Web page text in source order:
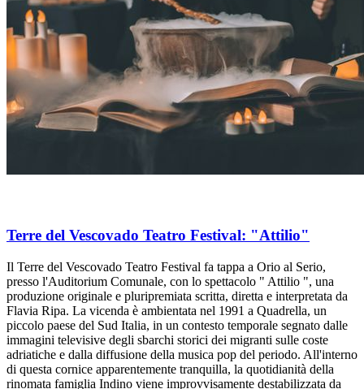
Terre del Vescovado Teatro Festival: "Attilio"
Il Terre del Vescovado Teatro Festival fa tappa a Orio al Serio,
presso l'Auditorium Comunale, con lo spettacolo " Attilio ", una
produzione originale e pluripremiata scritta, diretta e interpretata da
Flavia Ripa. La vicenda è ambientata nel 1991 a Quadrella, un
piccolo paese del Sud Italia, in un contesto temporale segnato dalle
immagini televisive degli sbarchi storici dei migranti sulle coste
adriatiche e dalla diffusione della musica pop del periodo. All'interno
di questa cornice apparentemente tranquilla, la quotidianità della
rinomata famiglia Indino viene improvvisamente destabilizzata da